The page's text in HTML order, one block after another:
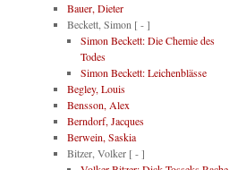
Bauer, Dieter
Beckett, Simon [ - ]
Simon Beckett: Die Chemie des
Todes
Simon Beckett: Leichenblässe
Begley, Louis
Bensson, Alex
Berndorf, Jacques
Berwein, Saskia
Bitzer, Volker [ - ]